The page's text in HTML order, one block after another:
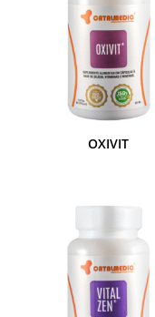
OXIVIT